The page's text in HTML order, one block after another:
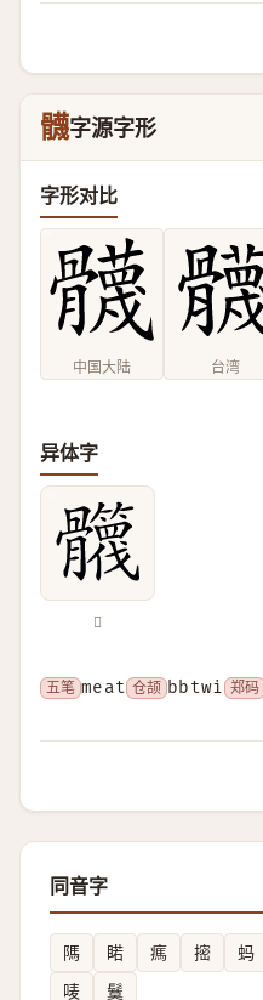
䯦字源字形
字形对比
中国大陆 台湾
异体字
𩪻
五笔 meat 仓颉 bbtwi 郑码
同音字
䧞 睰 㾺 㨸 蚂
唛
鬕